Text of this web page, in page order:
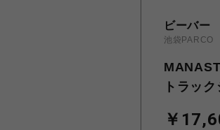
ビーバー
池袋PARCO
トラッ
￥